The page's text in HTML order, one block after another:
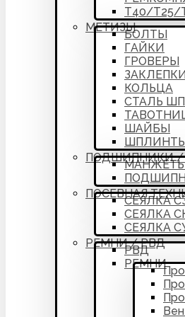
Т40/Т25/
МЕТИЗЫ
БОЛТЫ
ГАЙКИ
ГРОВЕРЫ
ЗАКЛЕПКИ
КОЛЬЦА
СТАЛЬ
ШАЙБЫ
ПОДШИПНИКИ
ПОСЕВНАЯ
СЕЯЛКА
СЕЯЛКА
СЕЯЛКА
РЕМНИ / РВД
РВД
РЕМНИ